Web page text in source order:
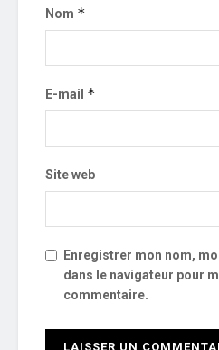
Nom *
E-mail *
Site web
Enregistrer mon nom,
dans le navigateur pour
commentaire.